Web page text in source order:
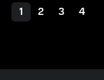
1 2 3 4